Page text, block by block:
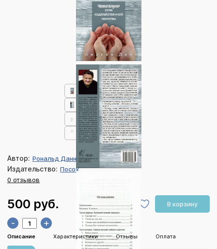
Автор: Рональд Данн
Издательство: Посох
0 отзывов
500 руб. В корзину
- +
Описание Характеристики Отзывы Оплата